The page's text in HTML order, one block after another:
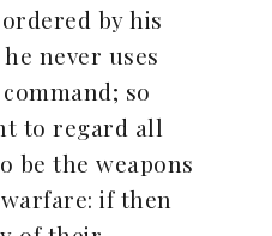
by his
never uses
so
to regard all
be the weapons
if then